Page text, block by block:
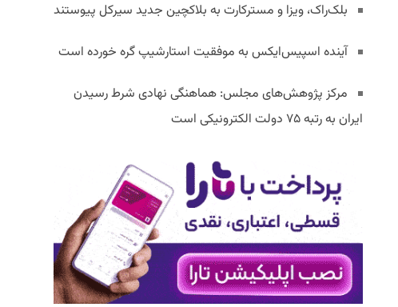
بلک‌راک، ویزا و مسترکارت به بلاکچین جدید سیرکل پیوستند
آینده اسپیس‌ایکس به موفقیت استارشیپ گره خورده است
مرکز پژوهش‌های مجلس: هماهنگی نهادی شرط رسیدن
ایران به رتبه ۷۵ دولت الکترونیکی است